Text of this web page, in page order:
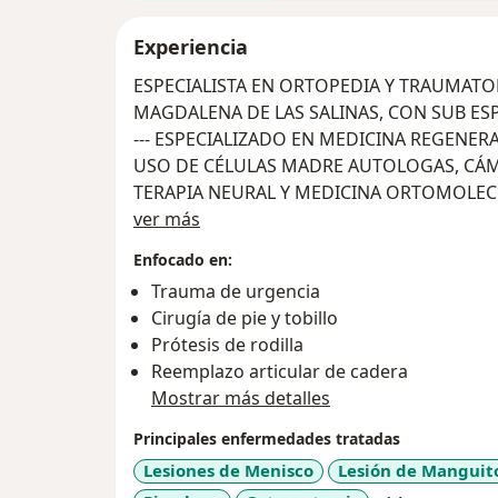
Experiencia
ESPECIALISTA EN ORTOPEDIA Y TRAUMATOLOGIA EGRESADO DEL HOSPITAL
MAGDALENA DE
--- ESPECIALIZADO EN MEDICINA
USO DE CÉLULAS MADRE AUTOLOGAS,
TERAPIA NEURAL Y MEDICINA
DIRECTOR DEL CENTRO MEDICO
ver más
Enfocado en:
Trauma de urgencia
Cirugía de pie y tobillo
Prótesis de rodilla
Reemplazo articular de cadera
Mostrar más detalles
Principales enfermedades tratadas
Lesiones de Menisco Lesión de